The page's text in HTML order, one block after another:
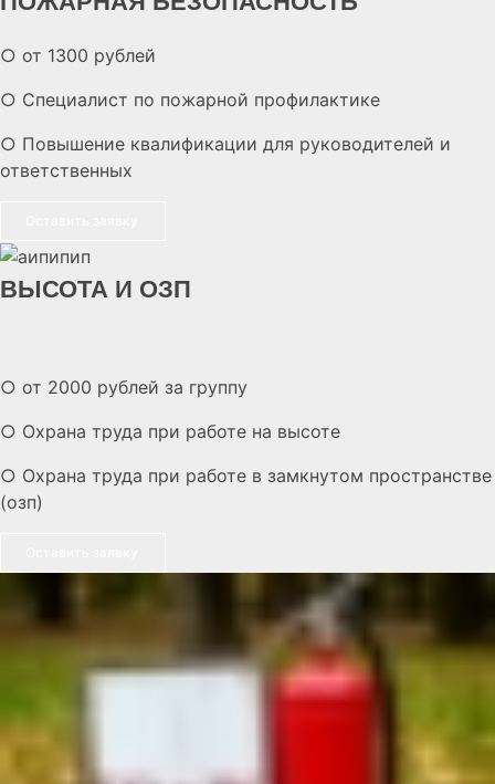
○ от 1300 рублей
○ Специалист по пожарной профилактике
○ Повышение квалификации для руководителей и
ответственных
ВЫСОТА И ОЗП
○ от 2000 рублей за группу
○ Охрана труда при работе на высоте
○ Охрана труда при работе в замкнутом пространстве
(озп)